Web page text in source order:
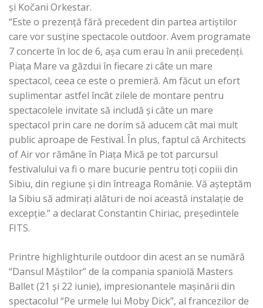
şi Kočani Orkestar.
“Este o prezenţă fără precedent din partea artiştilor
care vor susţine spectacole outdoor. Avem programate
7 concerte în loc de 6, aşa cum erau în anii precedenţi.
Piaţa Mare va găzdui în fiecare zi câte un mare
spectacol, ceea ce este o premieră. Am făcut un efort
suplimentar astfel încât zilele de montare pentru
spectacolele invitate să includă și câte un mare
spectacol prin care ne dorim să aducem cât mai mult
public aproape de Festival. În plus, faptul că Architects
of Air vor rămâne în Piaţa Mică pe tot parcursul
festivalului va fi o mare bucurie pentru toţi copiii din
Sibiu, din regiune şi din întreaga Românie. Vă aşteptăm
la Sibiu să admirați alături de noi această instalaţie de
excepţie.” a declarat Constantin Chiriac, preşedintele
FITS.
Printre highlighturile outdoor din acest an se numără
“Dansul Măştilor” de la compania spaniolă Masters
Ballet (21 şi 22 iunie), impresionantele maşinării din
spectacolul “Pe urmele lui Moby Dick”, al francezilor de